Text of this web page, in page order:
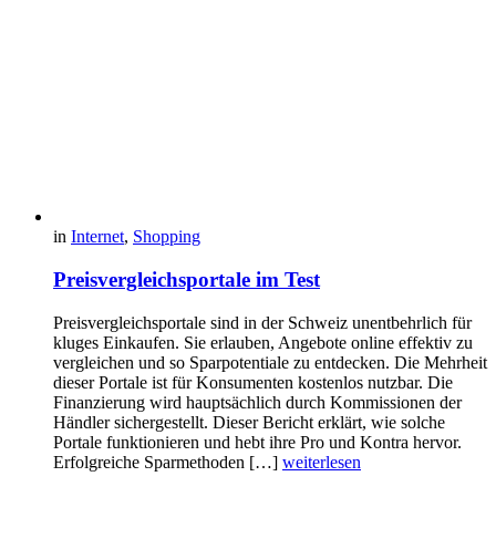
in Internet, Shopping
Preisvergleichsportale im Test
Preisvergleichsportale sind in der Schweiz unentbehrlich für
kluges Einkaufen. Sie erlauben, Angebote online effektiv zu
vergleichen und so Sparpotentiale zu entdecken. Die Mehrheit
dieser Portale ist für Konsumenten kostenlos nutzbar. Die
Finanzierung wird hauptsächlich durch Kommissionen der
Händler sichergestellt. Dieser Bericht erklärt, wie solche
Portale funktionieren und hebt ihre Pro und Kontra hervor.
Erfolgreiche Sparmethoden […] weiterlesen